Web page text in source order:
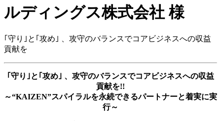
ルディングス株式会社 様
｢守り｣と｢攻め｣ 、攻守のバランスでコアビジネスへの収益
貢献を
｢守り｣と｢攻め｣ 、攻守のバランスでコアビジネスへの収益
貢献を!!
～“KAIZEN”スパイラルを永続できるパートナーと着実に実
行～